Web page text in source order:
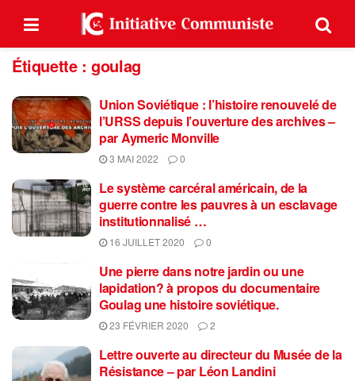
Étiquette :goulag
Union Soviétique : l’histoire renouvelé de
l’URSS depuis l’ouverture des archives –
par Aymeric Monville
3 MAI 2022 0
Le système carcéral américain, de la
guerre contre les pauvres à un esclavage
institutionnalisé …
16 JUILLET 2020 0
Une pierre dans notre jardin ou une
lapidation? à propos du documentaire
Goulag une histoire soviétique.
23 FÉVRIER 2020 2
Lettre ouverte au directeur du Musée de la
Résistance – par Léon Landini